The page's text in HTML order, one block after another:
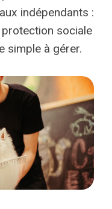
indépendants :
sociale
simple à gérer.